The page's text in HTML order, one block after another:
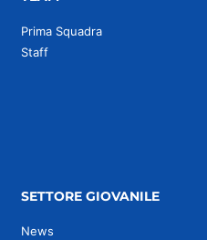
Prima Squadra
Staff
SETTORE GIOVANILE
News